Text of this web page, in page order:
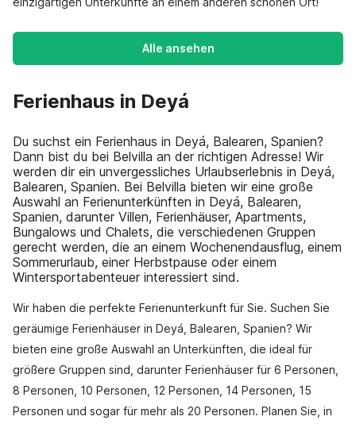
Alle ansehen
Ferienhaus in Deyá
Du suchst ein Ferienhaus in Deyá, Balearen, Spanien?
Dann bist du bei Belvilla an der richtigen Adresse! Wir
werden dir ein unvergessliches Urlaubserlebnis in Deyá,
Balearen, Spanien. Bei Belvilla bieten wir eine große
Auswahl an Ferienunterkünften in Deyá, Balearen,
Spanien, darunter Villen, Ferienhäuser, Apartments,
Bungalows und Chalets, die verschiedenen Gruppen
gerecht werden, die an einem Wochenendausflug, einem
Sommerurlaub, einer Herbstpause oder einem
Wintersportabenteuer interessiert sind.
Wir haben die perfekte Ferienunterkunft für Sie. Suchen Sie
geräumige Ferienhäuser in Deyá, Balearen, Spanien? Wir
bieten eine große Auswahl an Unterkünften, die ideal für
größere Gruppen sind, darunter Ferienhäuser für 6 Personen,
8 Personen, 10 Personen, 12 Personen, 14 Personen, 15
Personen und sogar für mehr als 20 Personen. Planen Sie, in